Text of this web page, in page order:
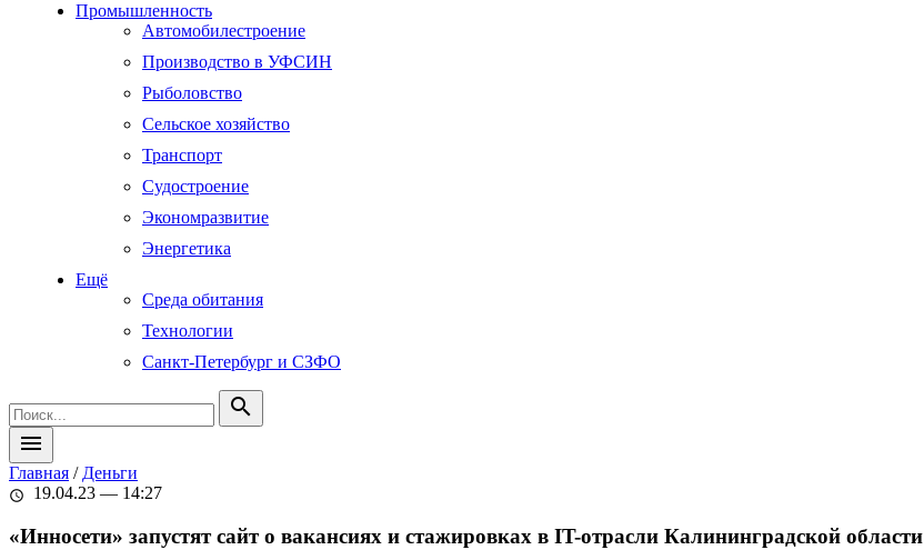
Промышленность
Автомобилестроение
Производство в УФСИН
Рыболовство
Сельское хозяйство
Транспорт
Судостроение
Экономразвитие
Энергетика
Ещё
Среда обитания
Технологии
Санкт-Петербург и СЗФО
search
menu
Главная / Деньги
schedule 19.04.23 — 14:27
«Инносети» запустят сайт о вакансиях и стажировках в IT-отрасли Калининградской области